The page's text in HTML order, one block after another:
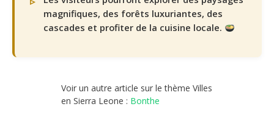
magnifiques, des forêts luxuriantes, des
cascades et profiter de la cuisine locale.
Voir un autre article sur le thème Villes
en Sierra Leone : Bonthe